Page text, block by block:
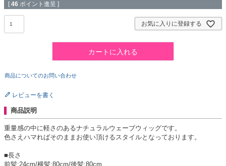
[ 46 ポイント進呈 ]
お気に入りに登録する
カートに入れる
商品についてのお問い合わせ
レビューを書く
商品説明
重量感の中に軽さのあるナチュラルウェーブウィッグです。
色さえハマればそのままお使い頂けるスタイルとなっております。
■長さ
前髪:24cm/横髪:80cm/後髪:80cm